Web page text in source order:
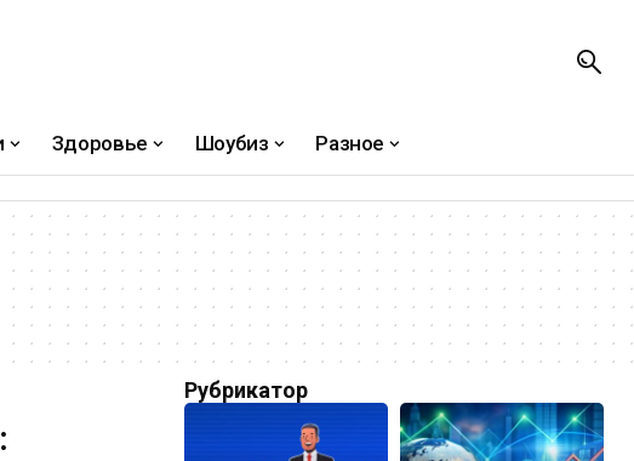
Здоровье Шоубиз Разное
Рубрикатор